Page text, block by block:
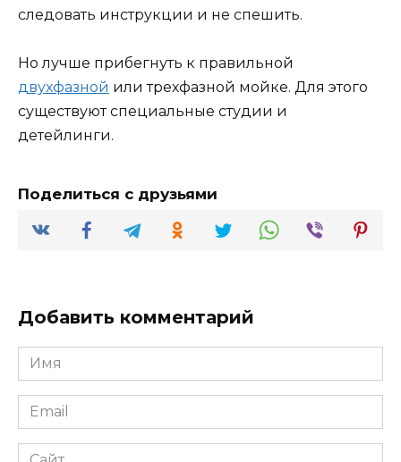
следовать инструкции и не спешить.
Но лучше прибегнуть к правильной
двухфазной или трехфазной мойке. Для этого
существуют специальные студии и
детейлинги.
Поделиться с друзьями
Добавить комментарий
Имя
*
Email
*
Сайт